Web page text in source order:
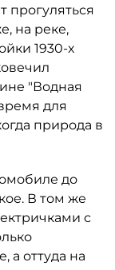
прогуляться
на реке,
1930-х
"Водная
для
природа в
до
В том же
с
а оттуда на